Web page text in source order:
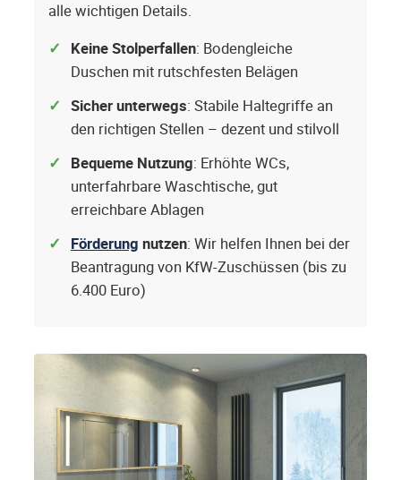
alle wichtigen Details.
Keine Stolperfallen: Bodengleiche
Duschen mit rutschfesten Belägen
Sicher unterwegs: Stabile Haltegriffe an
den richtigen Stellen – dezent und stilvoll
Bequeme Nutzung: Erhöhte WCs,
unterfahrbare Waschtische, gut
erreichbare Ablagen
Förderung nutzen: Wir helfen Ihnen bei der
Beantragung von KfW-Zuschüssen (bis zu
6.400 Euro)